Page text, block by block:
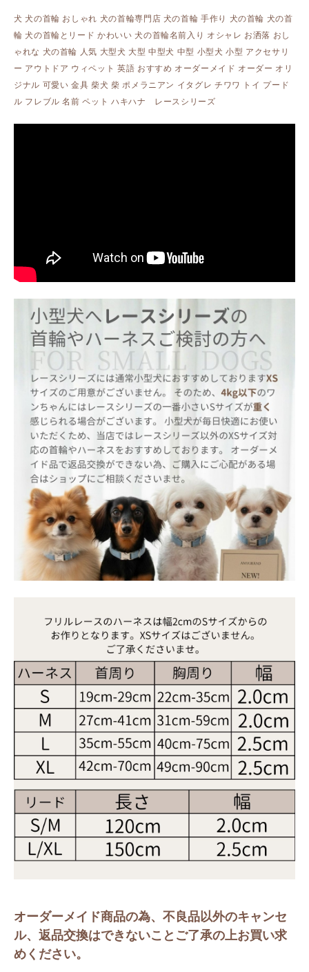
犬 犬の首輪 おしゃれ 犬の首輪専門店 犬の首輪 手作り 犬の首輪 犬の首
輪 犬の首輪とリード かわいい 犬の首輪名前入り オシャレ お洒落 おし
ゃれな 犬の首輪 人気 大型犬 大型 中型犬 中型 小型犬 小型 アクセサリ
ー アウトドア ウィペット 英語 おすすめ オーダーメイド オーダー オリ
ジナル 可愛い 金具 柴犬 柴 ポメラニアン イタグレ チワワ トイ プード
ル フレブル 名前 ペット ハキハナ レースシリーズ
オーダーメイド商品の為、不良品以外のキャンセ
ル、返品交換はできないことご了承の上お買い求
めください。